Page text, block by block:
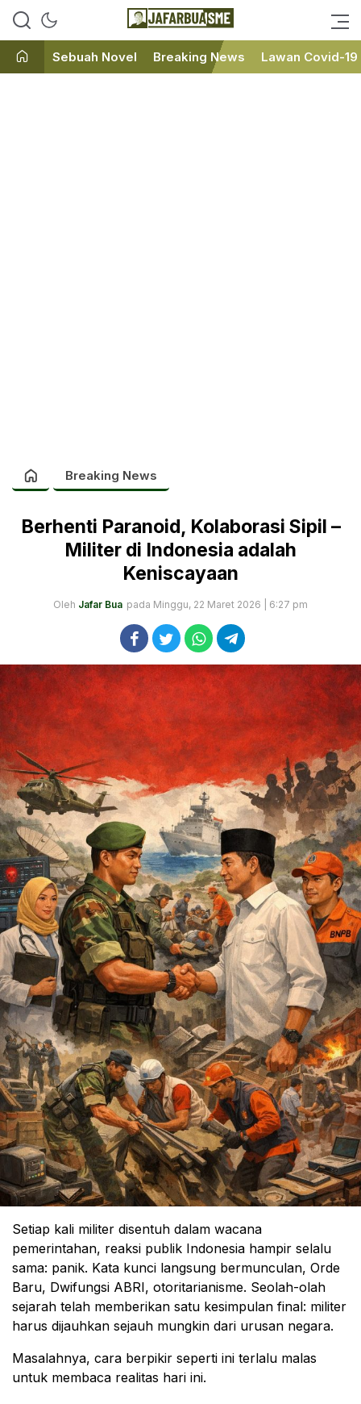
JafarBua
Ini bukan Media Online, Ini
Sebuah Novel Breaking News Lawan Covid-19
Breaking News
Berhenti Paranoid, Kolaborasi Sipil –
Militer di Indonesia adalah
Keniscayaan
Oleh Jafar Bua pada Minggu, 22 Maret 2026 | 6:27 pm
Setiap kali militer disentuh dalam wacana
pemerintahan, reaksi publik Indonesia hampir selalu
sama: panik. Kata kunci langsung bermunculan, Orde
Baru, Dwifungsi ABRI, otoritarianisme. Seolah-olah
sejarah telah memberikan satu kesimpulan final: militer
harus dijauhkan sejauh mungkin dari urusan negara.
Masalahnya, cara berpikir seperti ini terlalu malas
untuk membaca realitas hari ini.